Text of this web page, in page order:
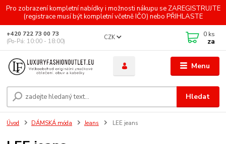
Pro zobrazení kompletní nabídky i možnosti nákupu se ZAREGISTRUJTE
(registrace musí být kompletní včetně IČO) nebo PŘIHLASTE
Menu
CZK
Hledat
+420 722 73 00 73
(Po-Pá: 10:00 - 18:00)
0 ks
za
Úvod DÁMSKÁ móda Jeans LEE jeans